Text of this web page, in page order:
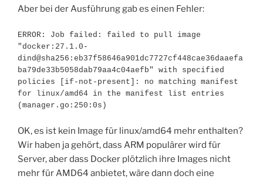
Aber bei der Ausführung gab es einen Fehler:
ERROR: Job failed: failed to pull image
"docker:27.1.0-
dind@sha256:eb37f58646a901dc7727cf448cae36daaefa
ba79de33b5058dab79aa4c04aefb" with specified
policies [if-not-present]: no matching manifest
for linux/amd64 in the manifest list entries
(manager.go:250:0s)
OK, es ist kein Image für linux/amd64 mehr enthalten?
Wir haben ja gehört, dass ARM populärer wird für
Server, aber dass Docker plötzlich ihre Images nicht
mehr für AMD64 anbietet, wäre dann doch eine